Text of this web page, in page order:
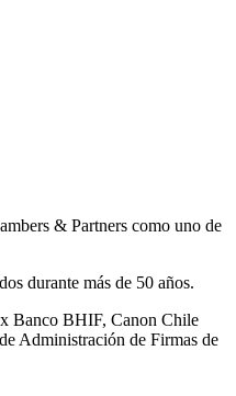
& Partners como uno de
durante más de 50 años.
Banco BHIF, Canon Chile
Administración de Firmas de